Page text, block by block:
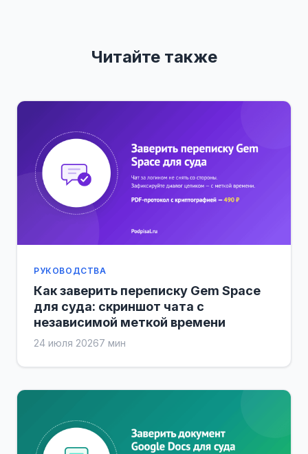
Читайте также
РУКОВОДСТВА
Как заверить переписку Gem Space
для суда: скриншот чата с
независимой меткой времени
24 июля 20267 мин